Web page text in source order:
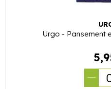
Urgo - Pansement
5,